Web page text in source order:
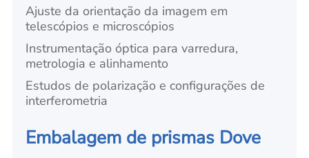
Ajuste da orientação da imagem em
telescópios e microscópios
Instrumentação óptica para varredura,
metrologia e alinhamento
Estudos de polarização e configurações de
interferometria
Embalagem de prismas Dove